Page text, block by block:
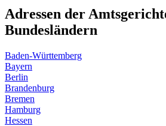
Adressen der
Bundesländern
Baden-Württemberg
Bayern
Berlin
Brandenburg
Bremen
Hamburg
Hessen